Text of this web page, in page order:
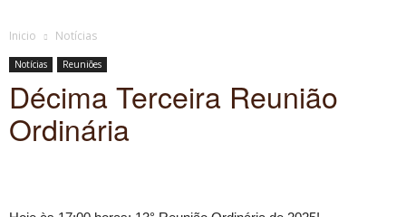
Inicio Notícias
Notícias Reuniões
Décima Terceira Reunião
Ordinária